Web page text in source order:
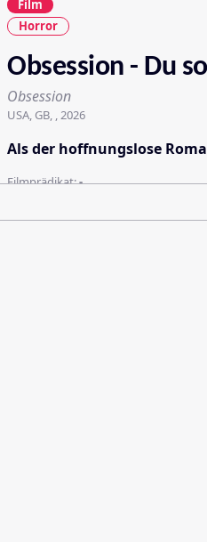
Film
Horror
Obsession - Du
Obsession
USA, GB, , 2026
Als der hoffnungslose
Filmprädikat:-